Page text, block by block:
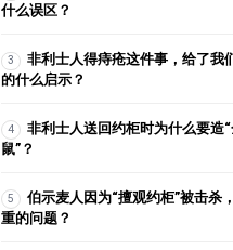
找重点，抓主
基督里与同工建
己立个忠心的祭
什么误区？
3
非利士人得痔疮这件事，给了我
的什么启示？
4
非利士人送回约柜时为什么要造
鼠”？
5
伯示麦人因为“擅观约柜”被击杀
重的问题？